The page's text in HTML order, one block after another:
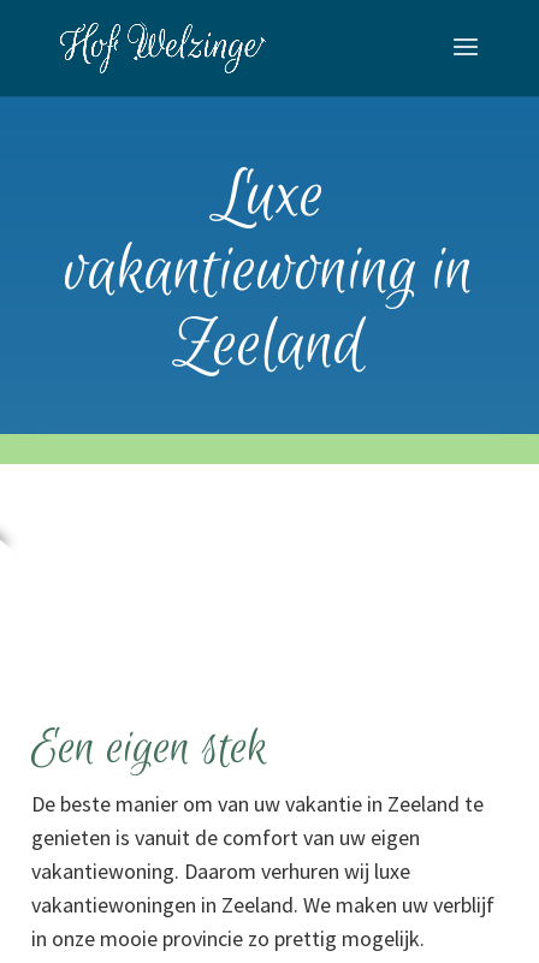
Luxe
vakantiewoning in
Zeeland
Een eigen stek
De beste manier om van uw vakantie in Zeeland te
genieten is vanuit de comfort van uw eigen
vakantiewoning. Daarom verhuren wij luxe
vakantiewoningen in Zeeland. We maken uw verblijf
in onze mooie provincie zo prettig mogelijk.